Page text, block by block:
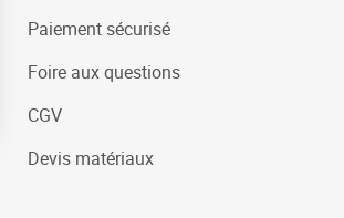
Paiement sécurisé
Foire aux questions
CGV
Devis matériaux